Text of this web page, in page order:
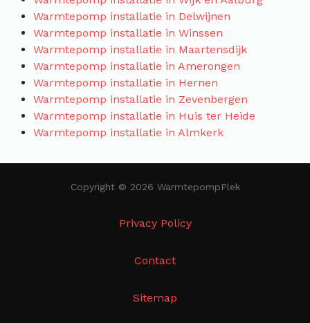
Warmtepomp installatie in Delwijnen
Warmtepomp installatie in Winssen
Warmtepomp installatie in Maartensdijk
Warmtepomp installatie in Amerongen
Warmtepomp installatie in Hernen
Warmtepomp installatie in Zevenbergen
Warmtepomp installatie in Huis ter Heide
Warmtepomp installatie in Almkerk
Copyright © 2026 WarmtepompPlek
Privacy Policy
Contact
Sitemap